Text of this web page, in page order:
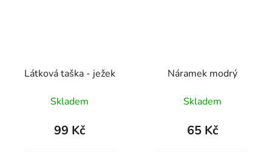
Látková taška - ježek
Skladem
99 Kč
Náramek modrý
Skladem
65 Kč